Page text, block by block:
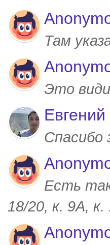
Там
Это
Евгений
Спасибо
Есть
18/20, к. 9А,